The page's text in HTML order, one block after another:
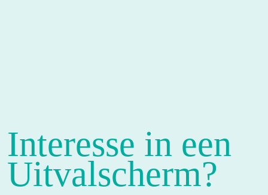
Interesse in een
Uitvalscherm?